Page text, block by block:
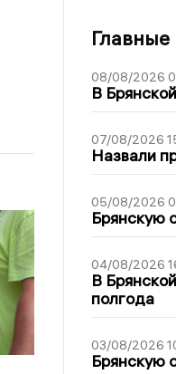
Главные
08/08/2026
В
07/08/2026
Назвали
05/08/2026
Брянскую
04/08/2026
В
полгода
03/08/2026
Брянскую